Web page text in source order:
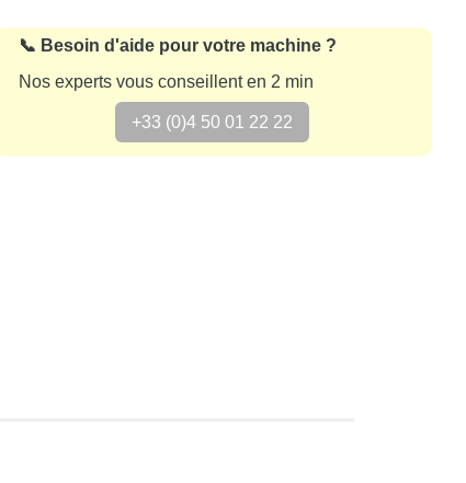
📞 Besoin d'aide pour votre machine ?
Nos experts vous conseillent en 2 min
+33 (0)4 50 01 22 22